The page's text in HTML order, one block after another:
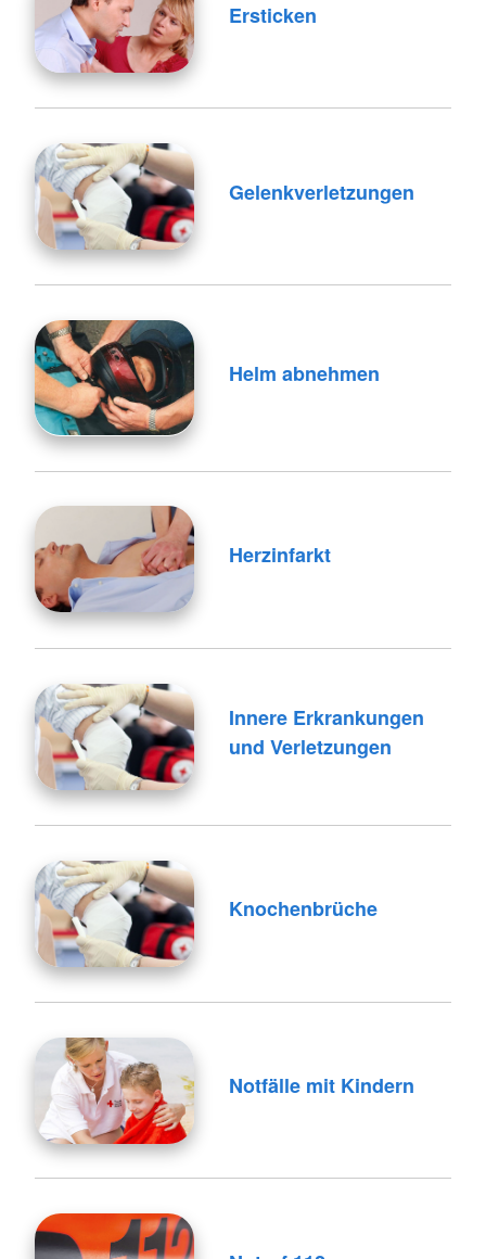
Ersticken
Gelenkverletzungen
Helm abnehmen
Herzinfarkt
Innere Erkrankungen
und Verletzungen
Knochenbrüche
Notfälle mit Kindern